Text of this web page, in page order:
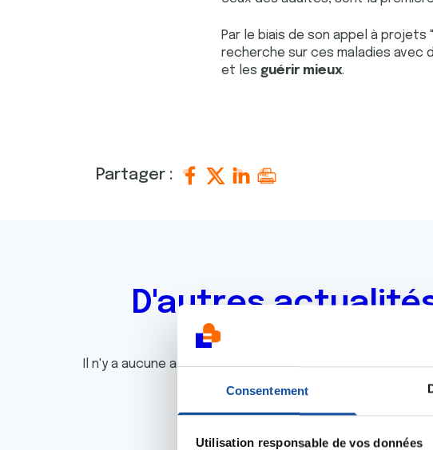
Consentement
Utilisation responsable de vos données
Par le biais de son appel à
recherche sur ces maladies avec
et les guérir mieux.
Partager :
D'autres
Il n'y a aucune actualité disponible pour le moment.